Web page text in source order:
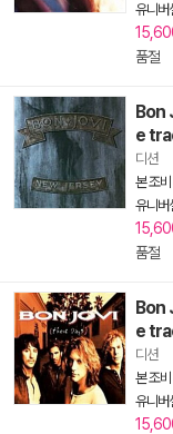
유니
품절
Bon
e
디션
본 조
유니
품절
Bon
e
디션
본 조
유니